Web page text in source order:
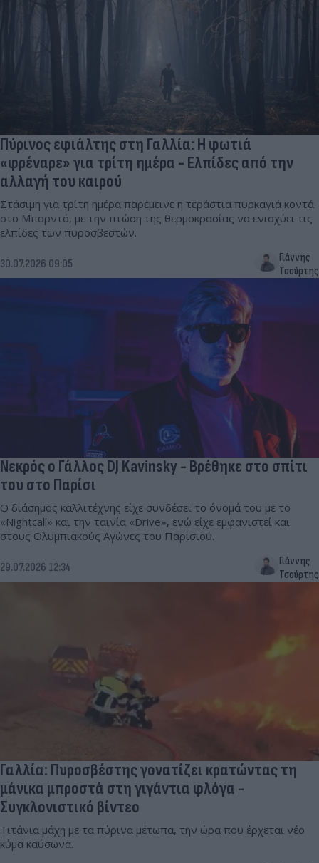
Πύρινος εφιάλτης στη Γαλλία: Η φωτιά
«φρέναρε» για τρίτη ημέρα - Ελπίδες από την
αλλαγή του καιρού
Στάσιμη για τρίτη ημέρα παρέμεινε η τεράστια πυρκαγιά κοντά
στο Μπορντό, με την πτώση της θερμοκρασίας να ενισχύει τις
ελπίδες των πυροσβεστών.
30.07.2026 09:05
Γιάννης
Τσούρτης
Νεκρός ο Γάλλος DJ Kavinsky - Βρέθηκε στο σπίτι
του στο Παρίσι
Ο διάσημος καλλιτέχνης είχε συνδέσει το όνομά του με το
«Nightcall» και την ταινία «Drive», ενώ είχε εμφανιστεί και
στους Ολυμπιακούς Αγώνες του Παρισιού.
29.07.2026 12:34
Γιάννης
Τσούρτης
Γαλλία: Πυροσβέστης γονατίζει κρατώντας τη
μάνικα μπροστά στη γιγάντια φλόγα -
Συγκλονιστικό βίντεο
Τιτάνια μάχη με τα πύρινα μέτωπα, την ώρα που έρχεται νέο
κύμα καύσωνα.